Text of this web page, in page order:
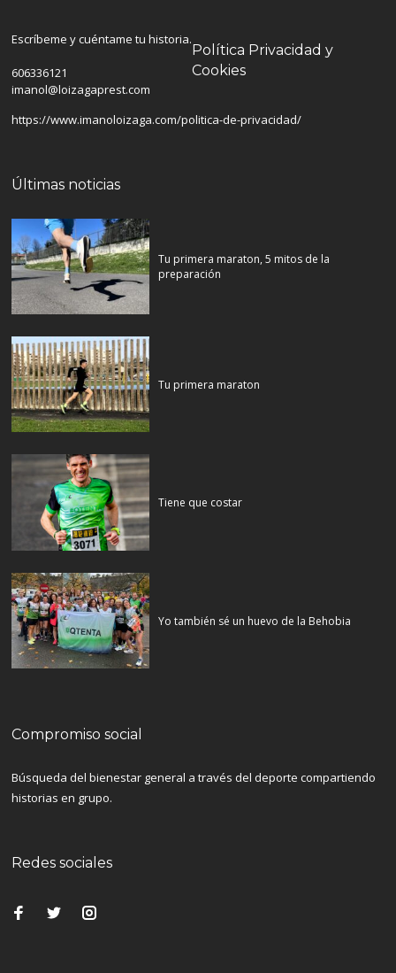
Escríbeme y cuéntame tu historia.
606336121
imanol@loizagaprest.com
Política Privacidad y
Cookies
https://www.imanoloizaga.com/politica-de-privacidad/
Últimas noticias
Tu primera maraton, 5 mitos de la
preparación
Tu primera maraton
Tiene que costar
Yo también sé un huevo de la Behobia
Compromiso social
Búsqueda del bienestar general a través del deporte compartiendo
historias en grupo.
Redes sociales